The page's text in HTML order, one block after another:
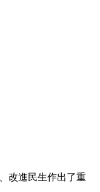
改進民生作出了重